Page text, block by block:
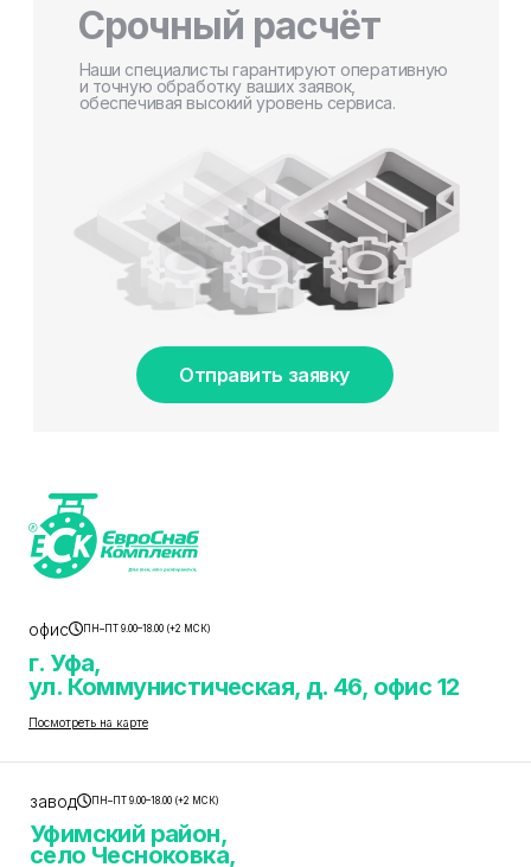
Срочный расчёт
Наши специалисты гарантируют оперативную
и точную обработку ваших заявок,
обеспечивая высокий уровень сервиса.
Отправить заявку
офис ПН–ПТ 9.00–18.00 (+2 МСК)
г. Уфа,
ул. Коммунистическая, д. 46, офис 12
Посмотреть на карте
завод ПН–ПТ 9.00–18.00 (+2 МСК)
Уфимский район,
село Чесноковка,